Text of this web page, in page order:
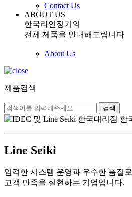
Contact Us
ABOUT US
한국라인정기의
전체 제품을 안내해드립니다
About Us
제품검색
검색
Line Seiki
엄격한 시스템 운영과 우수한 품질로
고객 만족을 실현하는 기업입니다.